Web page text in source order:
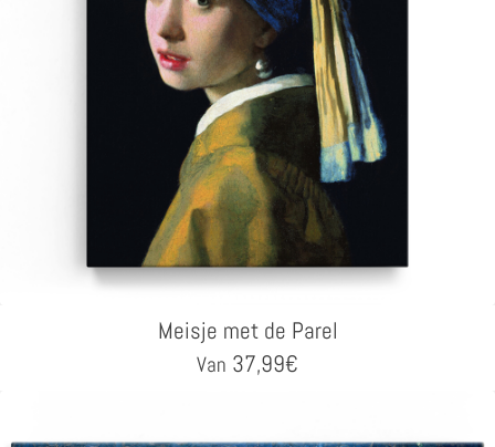
Meisje met de Parel
Van 37,99€